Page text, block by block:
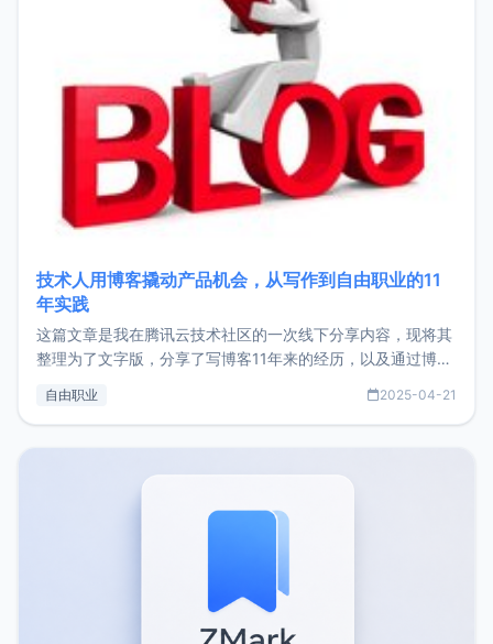
技术人用博客撬动产品机会，从写作到自由职业的11
年实践
这篇文章是我在腾讯云技术社区的一次线下分享内容，现将其
整理为了文字版，分享了写博客11年来的经历，以及通过博客
了我的首个产品ImgURL的真实数据和产品现状。自我介绍大
自由职业 2025-04-21